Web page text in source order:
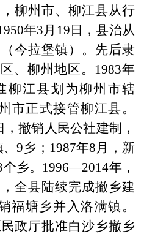
柳州市、柳江县从行
年3月19日，县治从
今拉堡镇）。先后隶
、柳州地区。1983年
柳江县划为柳州市辖
市正式接管柳江县。
撤销人民公社建制，
9乡；1987年8月，新
乡。1996—2014年，
全县陆续完成撤乡建
福塘乡并入洛满镇。
政厅批准白沙乡撤乡